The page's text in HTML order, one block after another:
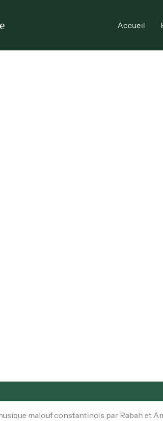
Accueil
malouf constantinois par Rabah et